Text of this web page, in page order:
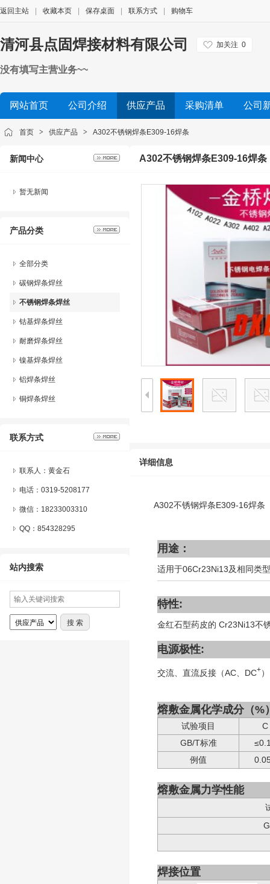
返回主站 收藏本页 保存桌面 联系方式 购物车
清河县点固焊接材料有限公司 加关注 0
没有填写主营业务~~
网站首页 公司介绍 供应产品 采购清单 公司
首页 > 供应产品 > A302不锈钢焊条E309-16焊条
新闻中心
暂无新闻
产品分类
全部分类
碳钢焊条焊丝
不锈钢焊条焊丝
钴基焊条焊丝
耐磨焊条焊丝
镍基焊条焊丝
铝焊条焊丝
铜焊条焊丝
联系方式
联系人：黄金石
电话：0319-5208177
微信： 18233003310
QQ： 854328295
站内搜索
A302不锈钢焊条E309-16焊条
详细信息
A302不锈钢焊条E309-16焊条
用途：
适用于06Cr23Ni13及相同类
特性:
金红石型药皮的 Cr23Ni13不
电源极性:
交流、直流反接（AC、DC+
熔敷金属化学成分（%
试验项目
C
GB/T标准 ≤
例值
熔敷金属力学性能
焊接位置